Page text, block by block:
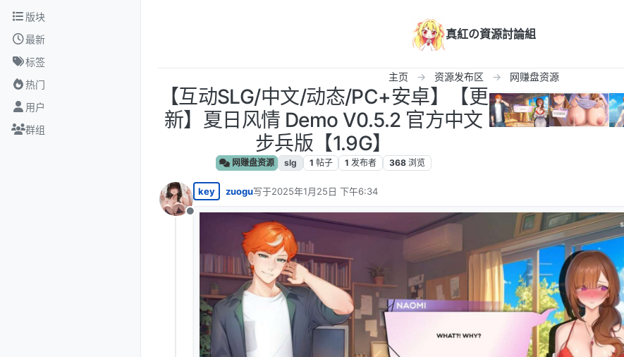
跳转至内容
版块
最新
标签
热门
用户
群组
真紅の資源討論組
主页 资源发布区 网赚盘资源
【互动SLG/中文/动态/PC+安卓】【更
新】夏日风情 Demo V0.5.2 官方中文
步兵版【1.9G】
网赚盘资源 slg 1 帖子 1 发布者 368 浏览
离线
key zuogu写于2025年1月25日 下午6:34
最后由 编辑